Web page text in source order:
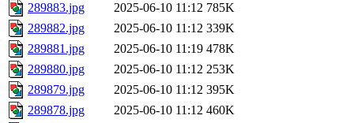
289883.jpg
2025-06-10 11:12 785K
289882.jpg
2025-06-10 11:12 339K
289881.jpg
2025-06-10 11:19 478K
289880.jpg
2025-06-10 11:12 253K
289879.jpg
2025-06-10 11:12 395K
289878.jpg
2025-06-10 11:12 460K